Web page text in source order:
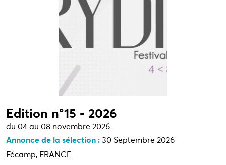
Edition n°15 - 2026
du 04 au 08 novembre 2026
Annonce de la sélection : 30 Septembre 2026
Fécamp, FRANCE